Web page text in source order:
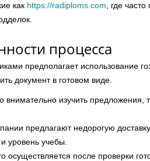
как https://radiploms.com , где
процесса
предполагает использование
документ в готовом виде.
внимательно изучить предложения,
предлагают недорогую
уровень учебы.
осуществляется после проверки